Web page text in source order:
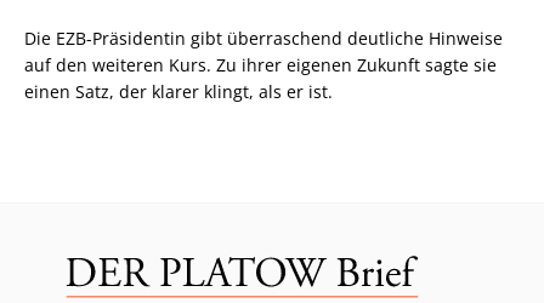
Die EZB-Präsidentin gibt überraschend deutliche Hinweise
auf den weiteren Kurs. Zu ihrer eigenen Zukunft sagte sie
einen Satz, der klarer klingt, als er ist.